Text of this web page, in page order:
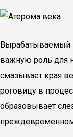
Вырабатываемый
важную роль для
смазывает края
роговицу в
образовывает